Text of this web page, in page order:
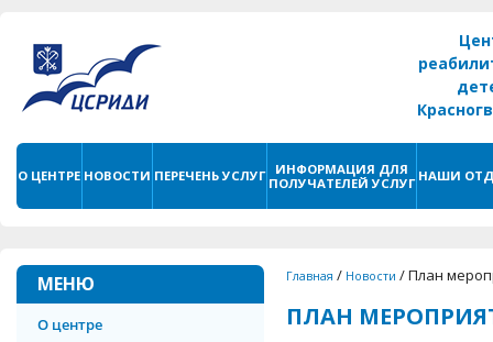
О ЦЕНТРЕ НОВОСТИ ПЕРЕЧЕНЬ УСЛУГ
ИНФОРМАЦИЯ ДЛЯ
ПОЛУЧАТЕЛЕЙ УСЛУГ НАШИ
МЕНЮ
О центре
Главная / Новости /План
ПЛАН